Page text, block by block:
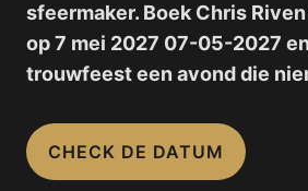
sfeermaker. Boek Chris
op 7 mei 2027 07-05-2027
trouwfeest een avond die
CHECK DE DATUM